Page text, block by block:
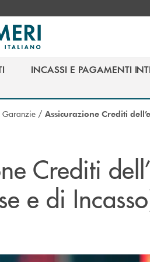
INCASSI E PAGAMENTI
INCASSI E PAGAMENTI
Garanzie / Assicurazione Crediti
Crediti
e di